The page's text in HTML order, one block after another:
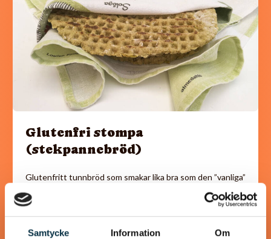
Samtycke Information Om
Glutenfri stompa
(stekpannebröd)
Glutenfritt tunnbröd som smakar lika bra som den ”vanliga”
varianten med vete.